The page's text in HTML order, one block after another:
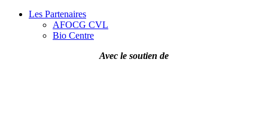
Les Partenaires
AFOCG CVL
Bio Centre
Avec le soutien de